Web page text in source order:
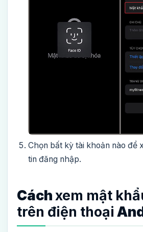
Chọn bất kỳ tài khoản nào để
tin đăng nhập.
Cáchxem mật
trên điện thoại